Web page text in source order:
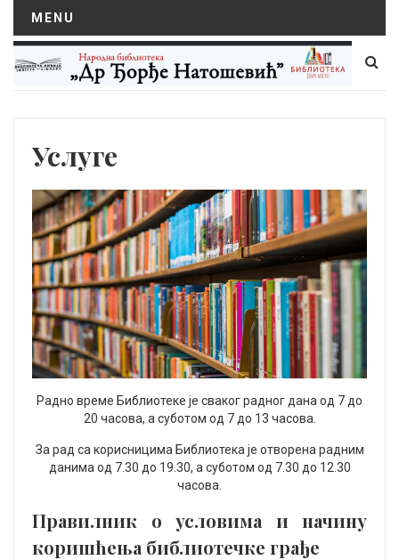
MENU
Услуге
Радно време Библиотеке је сваког радног дана од 7 до
20 часова, а суботом oд 7 до 13 часова.
За рад са корисницима Библиотека је отворена радним
данима од 7.30 до 19.30, а суботом од 7.30 до 12.30
часова.
Правилник о условима и начину
коришћења библиотечке грађе